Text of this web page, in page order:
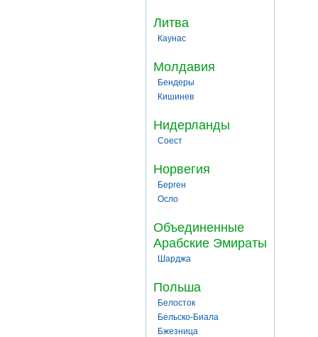
Литва
Каунас
Молдавия
Бендеры
Кишинев
Нидерланды
Соест
Норвегия
Берген
Осло
Объединенные
Арабские Эмираты
Шарджа
Польша
Белосток
Бельско-Биала
Бжезница